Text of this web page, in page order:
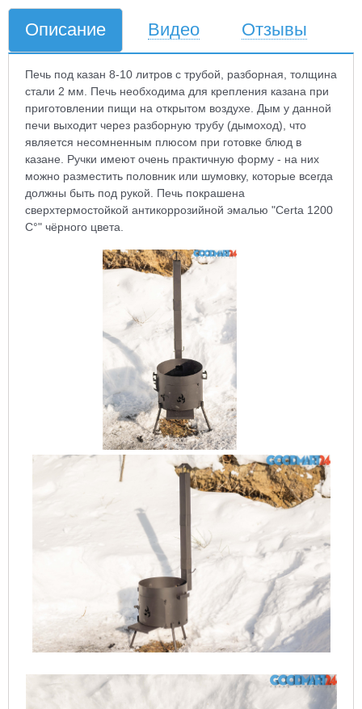
Описание Видео Отзывы
Печь под казан 8-10 литров с трубой, разборная, толщина
стали 2 мм. Печь необходима для крепления казана при
приготовлении пищи на открытом воздухе. Дым у данной
печи выходит через разборную трубу (дымоход), что
является несомненным плюсом при готовке блюд в
казане. Ручки имеют очень практичную форму - на них
можно разместить половник или шумовку, которые всегда
должны быть под рукой. Печь покрашена
сверхтермостойкой антикоррозийной эмалью "Certa 1200
С°" чёрного цвета.